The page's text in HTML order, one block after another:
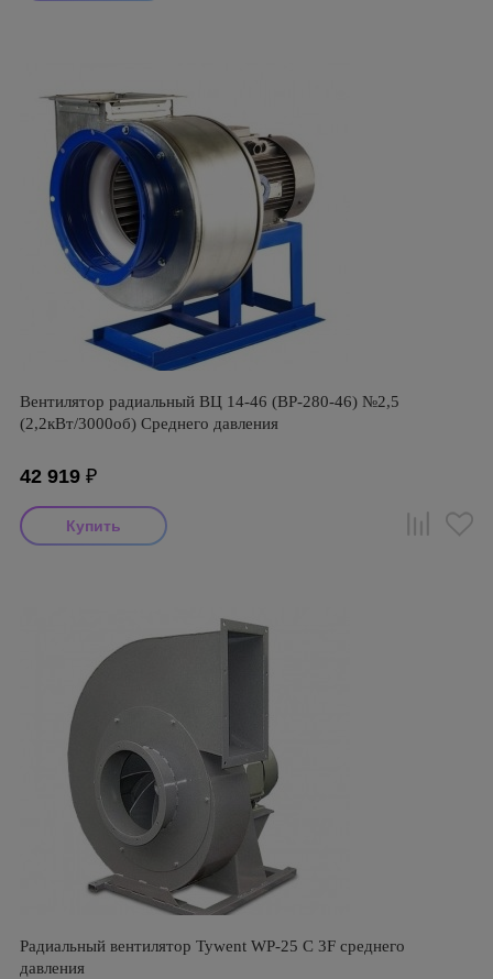
Вентилятор радиальный ВЦ 14-46 (ВР-280-46) №2,5
(2,2кВт/3000об) Среднего давления
42 919 ₽
Радиальный вентилятор Tywent WP-25 C 3F среднего
давления